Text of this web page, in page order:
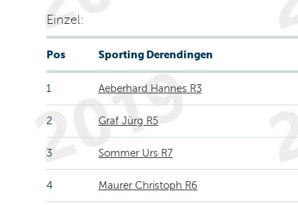
Einzel:
Pos Sporting Derendingen
1 Aeberhard Hannes R3
2 Graf Jürg R5
3 Sommer Urs R7
4 Maurer Christoph R6